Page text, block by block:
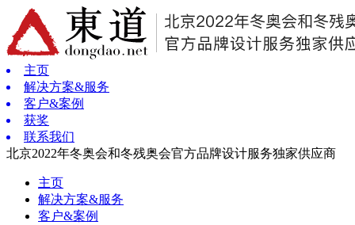
主页
解决方案&服务
客户&案例
获奖
联系我们
北京2022年冬奥会和冬残奥会官方品牌设计服务独家供应商
主页
解决方案&服务
客户&案例